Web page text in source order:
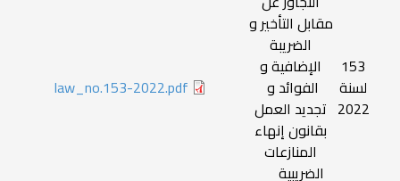
153
لسنة
2022
مقابل التأخير و
الضريبة
الإضافية و
الفوائد و
تجديد العمل
بقانون إنهاء
المنازعات
الضريبية
law_no.153-2022.pdf